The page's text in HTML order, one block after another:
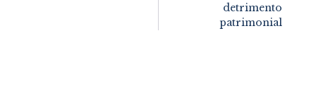
detrimento
patrimonial